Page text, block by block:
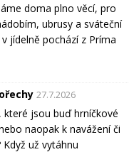
doma plno věcí, pro
ubrusy a sváteční
jídelně pochází z Príma
27.7.2026
jsou buď hrníčkové
naopak k navážení či
už vytáhnu